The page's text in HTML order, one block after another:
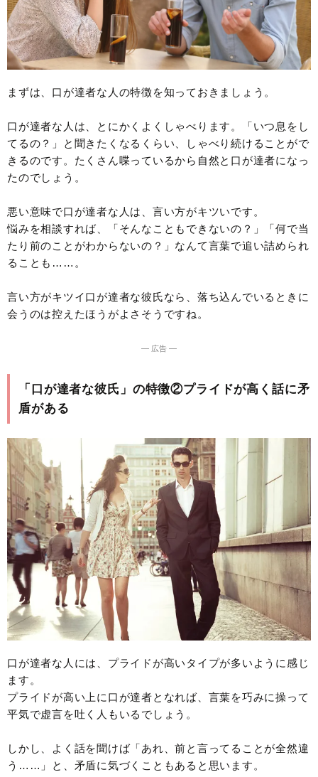
まずは、口が達者な人の特徴を知っておきましょう。
口が達者な人は、とにかくよくしゃべります。「いつ息をし
てるの？」と聞きたくなるくらい、しゃべり続けることがで
きるのです。たくさん喋っているから自然と口が達者になっ
たのでしょう。
悪い意味で口が達者な人は、言い方がキツいです。
悩みを相談すれば、「そんなこともできないの？」「何で当
たり前のことがわからないの？」なんて言葉で追い詰められ
ることも……。
言い方がキツイ口が達者な彼氏なら、落ち込んでいるときに
会うのは控えたほうがよさそうですね。
― 広告 ―
「口が達者な彼氏」の特徴②プライドが高く話に矛
盾がある
口が達者な人には、プライドが高いタイプが多いように感じ
ます。
プライドが高い上に口が達者となれば、言葉を巧みに操って
平気で虚言を吐く人もいるでしょう。
しかし、よく話を聞けば「あれ、前と言ってることが全然違
う……」と、矛盾に気づくこともあると思います。